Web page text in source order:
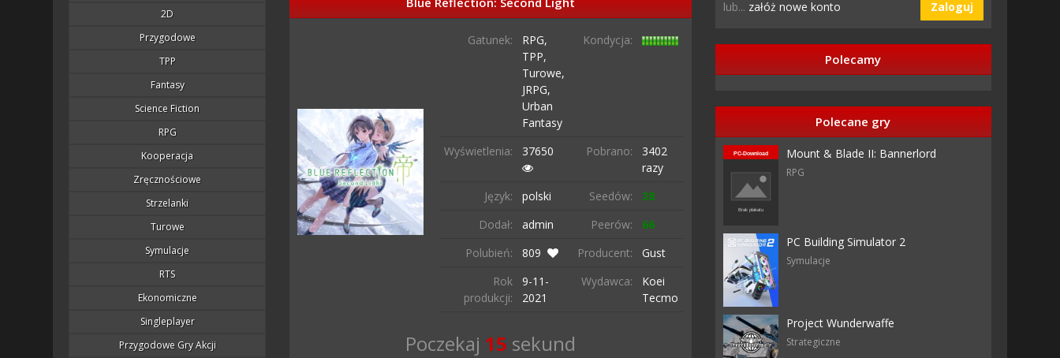
2D
Przygodowe
TPP
Fantasy
Science Fiction
RPG
Kooperacja
Zręcznościowe
Strzelanki
Turowe
Symulacje
RTS
Ekonomiczne
Singleplayer
Przygodowe Gry Akcji
Gatunek:
RPG,
TPP,
Turowe,
JRPG,
Urban
Fantasy
Kondycja:
Wyświetlenia: 37650 Pobrano:
3402
razy
Język:
polski Seedów:
38
Dodał:
admin Peerów:
66
Polubień:
809 Producent:
Gust
Rok
produkcji:
9-11-
2021
Wydawca:
Koei
Tecmo
Poczekaj 14 sekund
lub... załóż nowe konto Zaloguj
Polecamy
Polecane gry
Mount & Blade II: Bannerlord
RPG
PC Building Simulator 2
Symulacje
Project Wunderwaffe
Strategiczne